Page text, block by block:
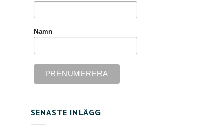
Namn
SENASTE INLÄGG